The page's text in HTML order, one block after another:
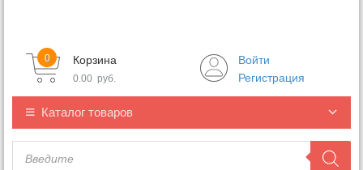
Корзина
0
0.00 руб.
Войти
Регистрация
Каталог товаров